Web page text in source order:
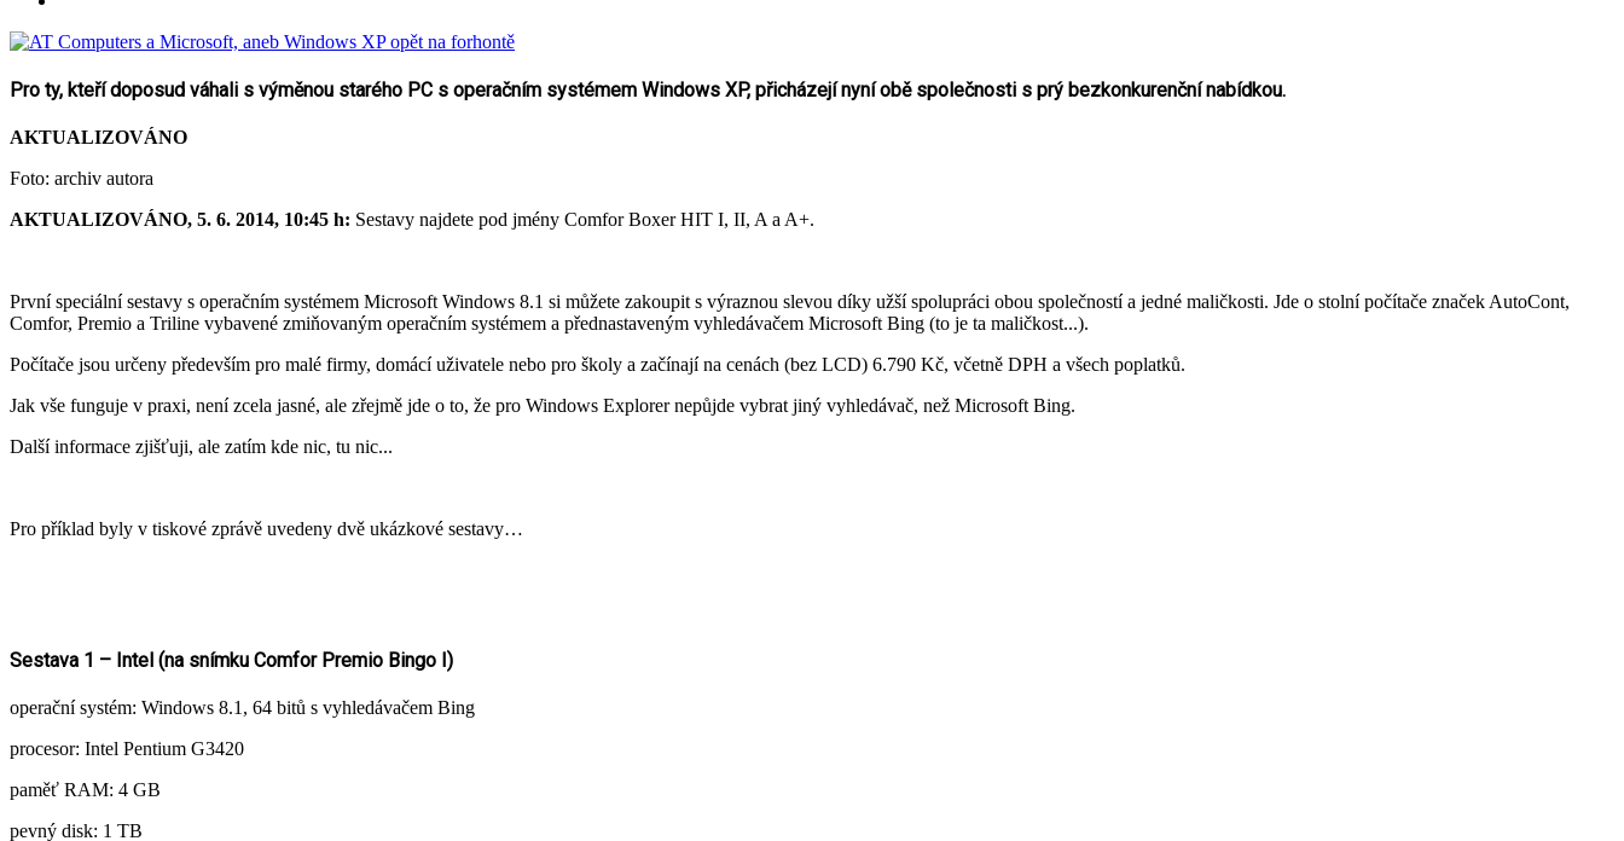
Pro ty, kteří doposud váhali s výměnou starého PC s operačním systémem Windows XP, přicházejí nyní obě společnosti s prý bezkonkurenční nabídkou.
AKTUALIZOVÁNO
Foto: archiv autora
AKTUALIZOVÁNO, 5. 6. 2014, 10:45 h: Sestavy najdete pod jmény Comfor Boxer HIT I, II, A a A+.
První speciální sestavy s operačním systémem Microsoft Windows 8.1 si můžete zakoupit s výraznou slevou díky užší spolupráci obou společností a jedné maličkosti. Jde o stolní počítače značek AutoCont,
Comfor, Premio a Triline vybavené zmiňovaným operačním systémem a přednastaveným vyhledávačem Microsoft Bing (to je ta maličkost...).
Počítače jsou určeny především pro malé firmy, domácí uživatele nebo pro školy a začínají na cenách (bez LCD) 6.790 Kč, včetně DPH a všech poplatků.
Jak vše funguje v praxi, není zcela jasné, ale zřejmě jde o to, že pro Windows Explorer nepůjde vybrat jiný vyhledávač, než Microsoft Bing.
Další informace zjišťuji, ale zatím kde nic, tu nic...
Pro příklad byly v tiskové zprávě uvedeny dvě ukázkové sestavy…
Sestava 1 – Intel (na snímku Comfor Premio Bingo I)
operační systém: Windows 8.1, 64 bitů s vyhledávačem Bing
procesor: Intel Pentium G3420
paměť RAM: 4 GB
pevný disk: 1 TB